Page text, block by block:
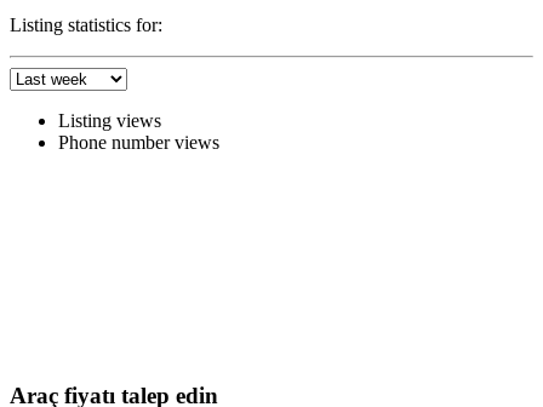
Listing statistics for:
Listing views
Phone number views
Araç fiyatı talep edin